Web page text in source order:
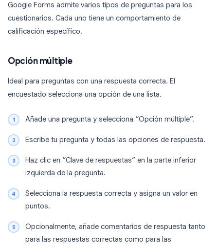
Google Forms admite varios tipos de preguntas para los
cuestionarios. Cada uno tiene un comportamiento de
calificación específico.
Opción múltiple
Ideal para preguntas con una respuesta correcta. El
encuestado selecciona una opción de una lista.
Añade una pregunta y selecciona “Opción múltiple”.
Escribe tu pregunta y todas las opciones de respuesta.
Haz clic en “Clave de respuestas” en la parte inferior
izquierda de la pregunta.
Selecciona la respuesta correcta y asigna un valor en
puntos.
Opcionalmente, añade comentarios de respuesta tanto
para las respuestas correctas como para las